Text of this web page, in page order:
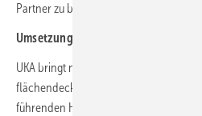
Partner zu bedienen.”
Umsetzungskraft und Partnerschaft
UKA bringt nach eigenen Angaben
flächendeckende Präsenz und
führenden Herstellern ein. So meistert